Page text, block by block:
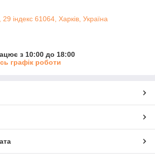
індекс 61064, Харків, Україна
з 10:00 до 18:00
графік роботи